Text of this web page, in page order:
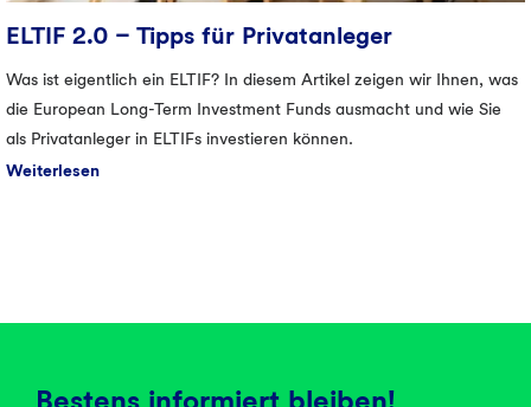
ELTIF 2.0 – Tipps für Privatanleger
Was ist eigentlich ein ELTIF? In diesem Artikel zeigen wir Ihnen, was
die European Long-Term Investment Funds ausmacht und wie Sie
als Privatanleger in ELTIFs investieren können.
Weiterlesen